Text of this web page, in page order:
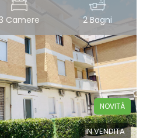
Camere 2 Bagni
IN VENDITA
NOVITÀ